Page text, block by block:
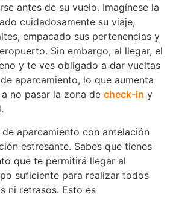
antes de su vuelo. Imagínese la
cuidadosamente su viaje,
empacado sus pertenencias y
Sin embargo, al llegar, el
y te ves obligado a dar vueltas
aparcamiento, lo que aumenta
no pasar la zona de check-in y
aparcamiento con antelación
estresante. Sabes que tienes
que te permitirá llegar al
suficiente para realizar todos
ni retrasos. Esto es